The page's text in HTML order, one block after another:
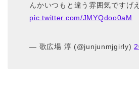
んかいつもと違う雰囲気ですげ
pic.twitter.com/JMYQdoo0aM
— 歌広場 淳 (@junjunmjgirly)